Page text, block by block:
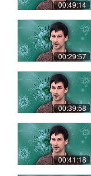
00:49:14
00:29:57
00:39:58
00:41:18